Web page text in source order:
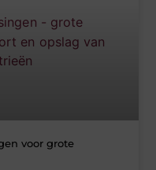
voor grote